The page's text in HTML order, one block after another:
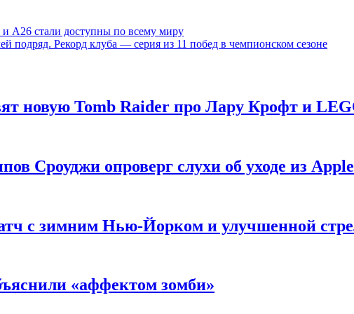
A26 стали доступны по всему миру
подряд. Рекорд клуба — серия из 11 побед в чемпионском сезоне
новую Tomb Raider про Лару Крофт и
Сроуджи опроверг слухи об уходе из Apple
с зимним Нью-Йорком и улучшенной
«аффектом зомби»